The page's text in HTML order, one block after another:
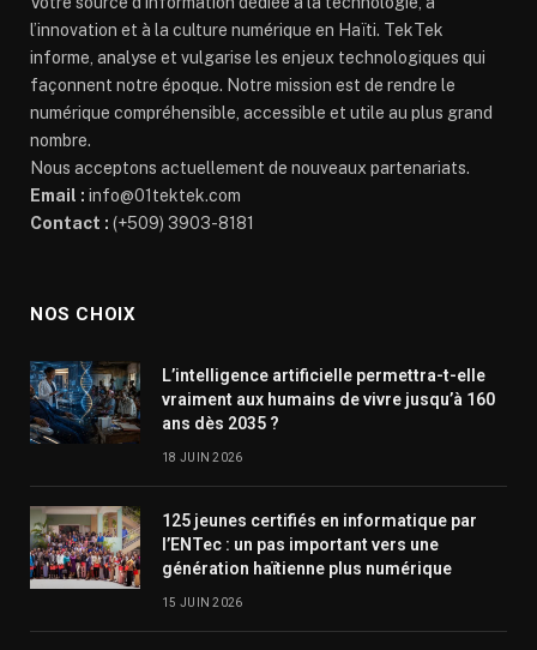
l’innovation et à la culture numérique en Haïti. TekTek
informe, analyse et vulgarise les enjeux technologiques qui
façonnent notre époque. Notre mission est de rendre le
numérique compréhensible, accessible et utile au plus grand
nombre.
Nous acceptons actuellement de nouveaux partenariats.
Email : info@01tektek.com
Contact : (+509) 3903-8181
NOS CHOIX
L’intelligence artificielle permettra-t-elle
vraiment aux humains de vivre jusqu’à 160
ans dès 2035 ?
18 JUIN 2026
125 jeunes certifiés en informatique par
l’ENTec : un pas important vers une
génération haïtienne plus numérique
15 JUIN 2026